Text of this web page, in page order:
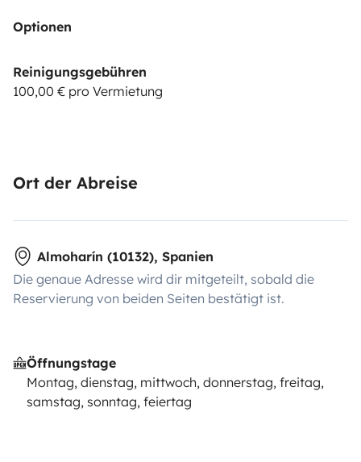
Optionen
Reinigungsgebühren
100,00 € pro Vermietung
Ort der Abreise
Almoharín (10132), Spanien
Die genaue Adresse wird dir mitgeteilt, sobald die
Reservierung von beiden Seiten bestätigt ist.
Öffnungstage
Montag, dienstag, mittwoch, donnerstag, freitag,
samstag, sonntag, feiertag